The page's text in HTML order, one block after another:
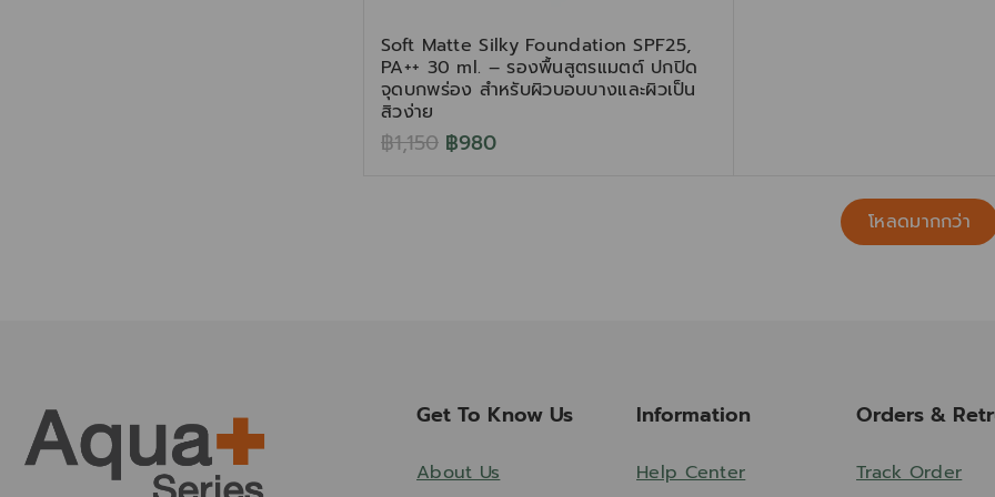
Soft Matte Silky Foundation SPF25,
PA++ 30 ml. – รองพื้นสูตรแมตต์ ปกปิด
จุดบกพร่อง สำหรับผิวบอบบางและผิวเป็น
สิวง่าย
฿1,150 ฿980
โหลดมากกว่า
Get To Know Us
About Us
Information
Help Center
Orders &
Track Order